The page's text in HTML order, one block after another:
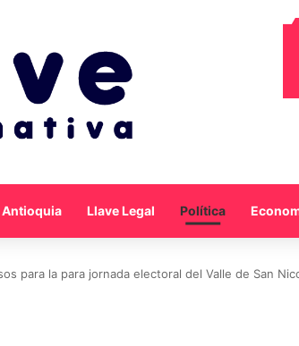
Antioquia Llave Legal Política
para la para jornada electoral del Valle de San